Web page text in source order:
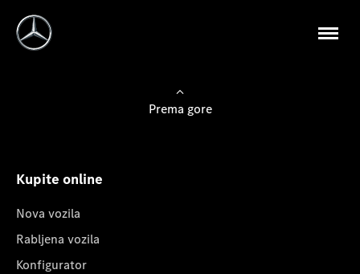
Prema gore
Kupite online
Nova vozila
Rabljena vozila
Konfigurator